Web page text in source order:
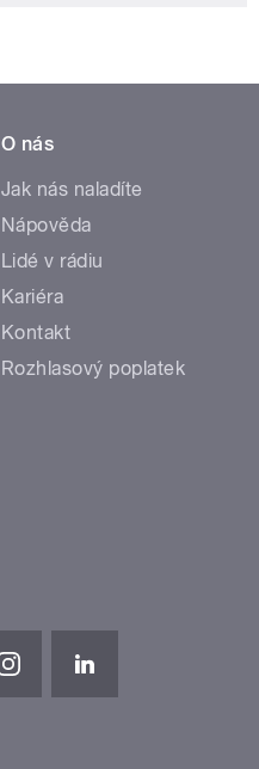
O nás
Jak nás naladíte
Nápověda
Lidé v rádiu
Kariéra
Kontakt
Rozhlasový poplatek